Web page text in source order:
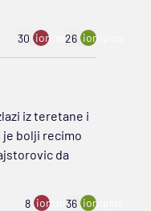
30 ion:minus
26 ion:plus
iz teretane i
je bolji recimo
da
8 ion:minus
36 ion:plus